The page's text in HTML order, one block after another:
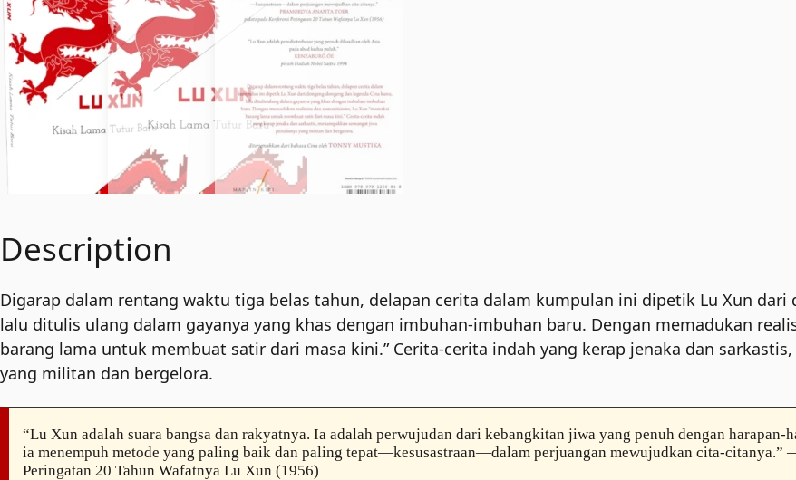
Description
Digarap dalam rentang waktu tiga belas tahun, delapan cerita dalam kumpulan ini dipetik Lu Xun dari
lalu ditulis ulang dalam gayanya yang khas dengan imbuhan-imbuhan baru. Dengan memadukan
barang lama untuk membuat satir dari masa kini.” Cerita-cerita indah yang kerap jenaka dan
yang militan dan bergelora.
“Lu Xun adalah suara bangsa dan rakyatnya. Ia adalah perwujudan dari kebangkitan jiwa yang penuh dengan harapan-
ia menempuh metode yang paling baik dan paling tepat—kesusastraan—dalam perjuangan mewujudkan cita-citanya.”
Peringatan 20 Tahun Wafatnya Lu Xun (1956)